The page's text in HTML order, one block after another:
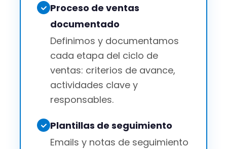
Proceso de ventas
documentado
Definimos y documentamos
cada etapa del ciclo de
ventas: criterios de avance,
actividades clave y
responsables.
Plantillas de seguimiento
Emails y notas de seguimiento